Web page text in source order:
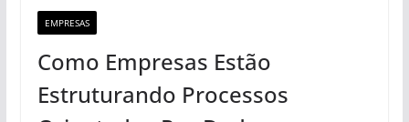
EMPRESAS
Como Empresas Estão
Estruturando Processos